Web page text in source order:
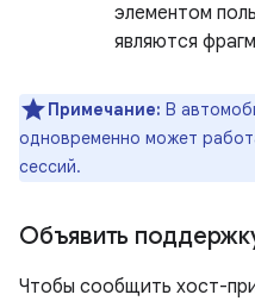
элементом
являются
Примечание: В
одновременно может
сессий.
Объявить
Чтобы сообщить хост-